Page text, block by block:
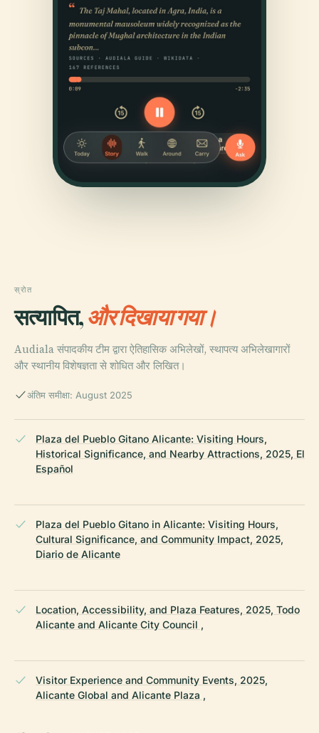
स्रोत
सत्यापित,और दिखाया गया।
Audiala संपादकीय टीम द्वारा ऐतिहासिक अभिलेखों, स्थापत्य अभिलेखागारों
और स्थानीय विशेषज्ञता से शोधित और लिखित।
अंतिम समीक्षा: August 2025
Plaza del Pueblo Gitano Alicante: Visiting Hours,
Historical Significance, and Nearby Attractions, 2025, El
Español
Plaza del Pueblo Gitano in Alicante: Visiting Hours,
Cultural Significance, and Community Impact, 2025,
Diario de Alicante
Location, Accessibility, and Plaza Features, 2025, Todo
Alicante and Alicante City Council ,
Visitor Experience and Community Events, 2025,
Alicante Global and Alicante Plaza ,